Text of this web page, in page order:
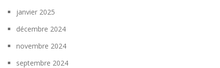
janvier 2025
décembre 2024
novembre 2024
septembre 2024